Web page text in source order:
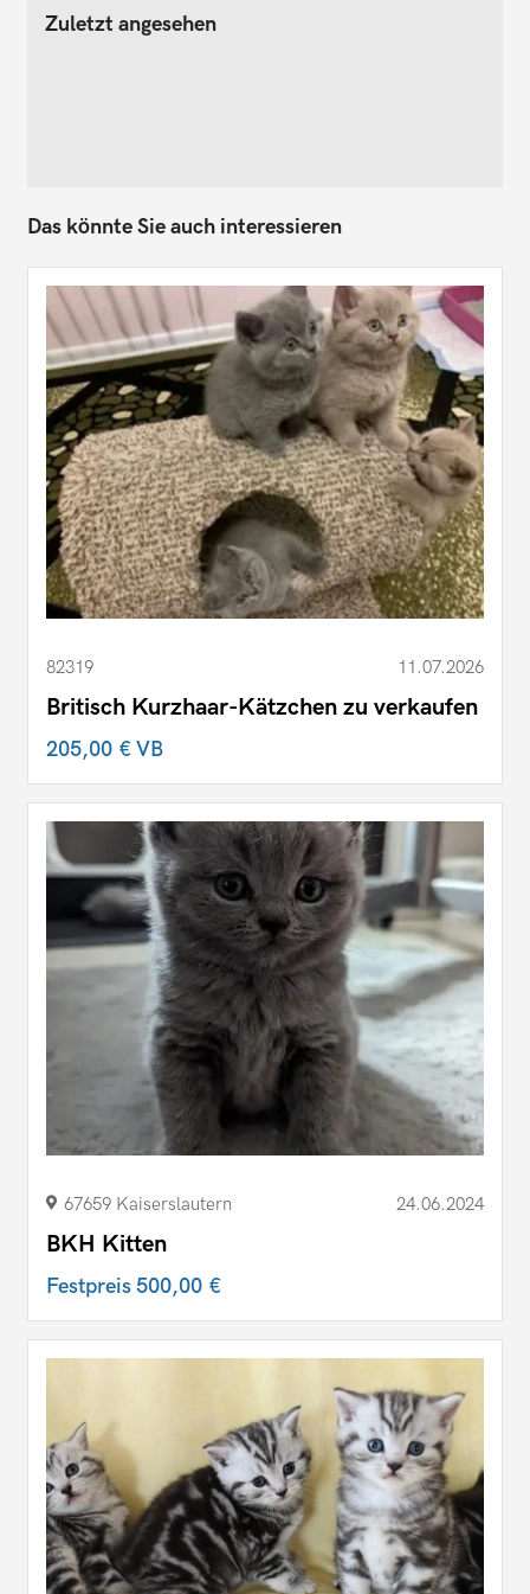
Zuletzt angesehen
Das könnte Sie auch interessieren
82319 11.07.2026
Britisch Kurzhaar-Kätzchen zu verkaufen
205,00 €VB
67659 Kaiserslautern 24.06.2024
BKH Kitten
Festpreis500,00 €